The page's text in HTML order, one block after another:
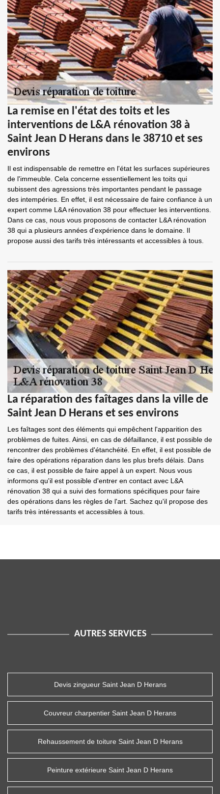
La remise en l'état des toits et les
interventions de L&A rénovation 38 à
Saint Jean D Herans dans le 38710 et ses
environs
Il est indispensable de remettre en l'état les surfaces supérieures
de l'immeuble. Cela concerne essentiellement les toits qui
subissent des agressions très importantes pendant le passage
des intempéries. En effet, il est nécessaire de faire confiance à un
expert comme L&A rénovation 38 pour effectuer les interventions.
Dans ce cas, nous vous proposons de contacter L&A rénovation
38 qui a plusieurs années d'expérience dans le domaine. Il
propose aussi des tarifs très intéressants et accessibles à tous.
La réparation des faîtages dans la ville de
Saint Jean D Herans et ses environs
Les faîtages sont des éléments qui empêchent l'apparition des
problèmes de fuites. Ainsi, en cas de défaillance, il est possible de
rencontrer des problèmes d'étanchéité. En effet, il est possible de
faire des opérations réparation dans les plus brefs délais. Dans
ce cas, il est possible de faire appel à un expert. Nous vous
informons qu'il est possible d'entrer en contact avec L&A
rénovation 38 qui a suivi des formations spécifiques pour faire
des opérations dans les règles de l'art. Sachez qu'il propose des
tarifs très intéressants et accessibles à tous.
AUTRES SERVICES
Devis zingueur Saint Jean D Herans
Couvreur charpentier Saint Jean D Herans
Rehaussement de toiture Saint Jean D Herans
Peinture extérieure Saint Jean D Herans